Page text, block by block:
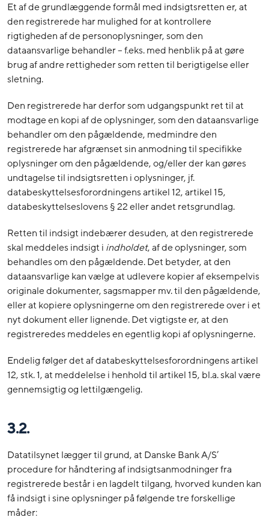
Et af de grundlæggende formål med indsigtsretten er, at
den registrerede har mulighed for at kontrollere
rigtigheden af de personoplysninger, som den
dataansvarlige behandler – f.eks. med henblik på at gøre
brug af andre rettigheder som retten til berigtigelse eller
sletning.
Den registrerede har derfor som udgangspunkt ret til at
modtage en kopi af de oplysninger, som den dataansvarlige
behandler om den pågældende, medmindre den
registrerede har afgrænset sin anmodning til specifikke
oplysninger om den pågældende, og/eller der kan gøres
undtagelse til indsigtsretten i oplysninger, jf.
databeskyttelsesforordningens artikel 12, artikel 15,
databeskyttelseslovens § 22 eller andet retsgrundlag.
Retten til indsigt indebærer desuden, at den registrerede
skal meddeles indsigt i indholdet, af de oplysninger, som
behandles om den pågældende. Det betyder, at den
dataansvarlige kan vælge at udlevere kopier af eksempelvis
originale dokumenter, sagsmapper mv. til den pågældende,
eller at kopiere oplysningerne om den registrerede over i et
nyt dokument eller lignende. Det vigtigste er, at den
registreredes meddeles en egentlig kopi af oplysningerne.
Endelig følger det af databeskyttelsesforordningens artikel
12, stk. 1, at meddelelse i henhold til artikel 15, bl.a. skal være
gennemsigtig og lettilgængelig.
3.2.
Datatilsynet lægger til grund, at Danske Bank A/S’
procedure for håndtering af indsigtsanmodninger fra
registrerede består i en lagdelt tilgang, hvorved kunden kan
få indsigt i sine oplysninger på følgende tre forskellige
måder: